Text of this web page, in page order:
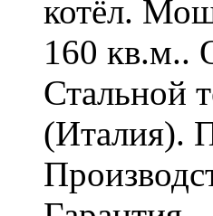
котёл.
160 кв.м..
Стальной
(Италия).